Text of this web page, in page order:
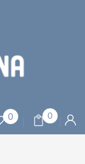
0 0